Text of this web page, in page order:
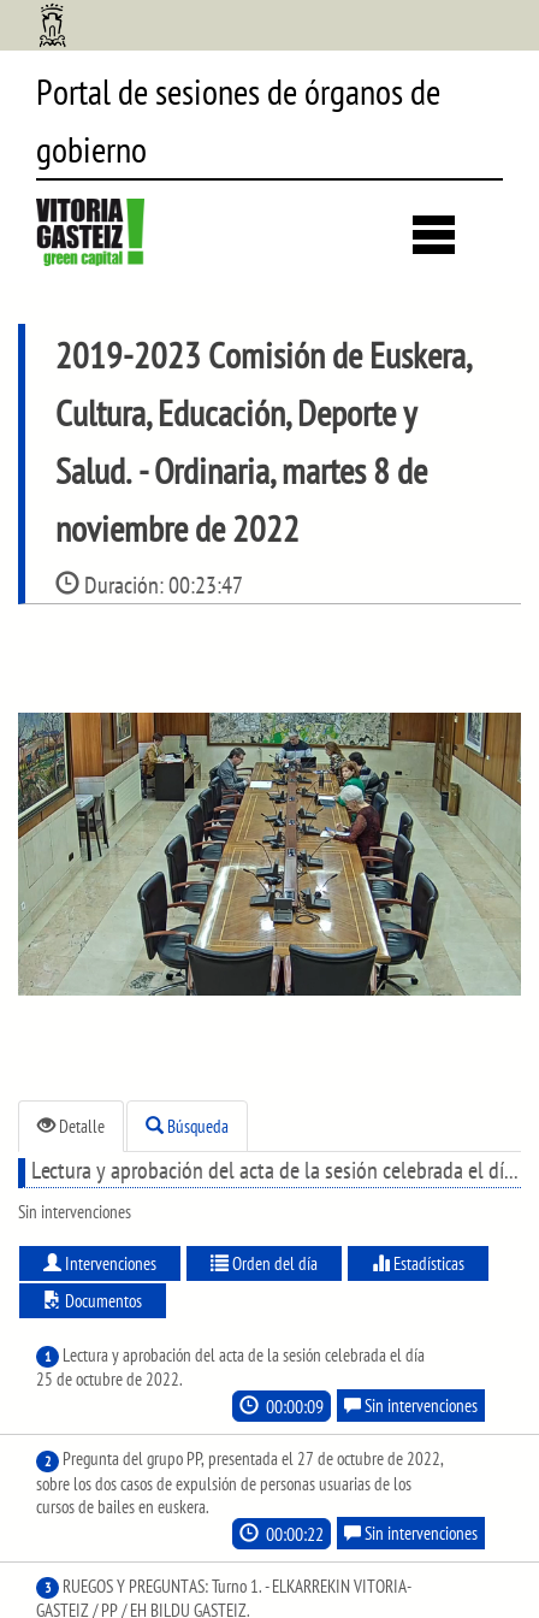
Portal de sesiones de órganos de
gobierno
2019-2023 Comisión de Euskera,
Cultura, Educación, Deporte y
Salud.- Ordinaria, martes 8 de
noviembre de 2022
Duración:00:23:47
Detalle Búsqueda
Lectura y aprobación del acta de la sesión celebrada el día 25 de octubre de 2022.
Sin intervenciones
Intervenciones Orden del día
Estadísticas
Documentos
1
Lectura y aprobación del acta de la sesión celebrada el día
25 de octubre de 2022.
00:00:09 Sin intervenciones
2
Pregunta del grupo PP, presentada el 27 de octubre de 2022,
sobre los dos casos de expulsión de personas usuarias de los
cursos de bailes en euskera.
00:00:22 Sin intervenciones
3
RUEGOS Y PREGUNTAS: Turno 1. - ELKARREKIN VITORIA-
GASTEIZ / PP / EH BILDU GASTEIZ.